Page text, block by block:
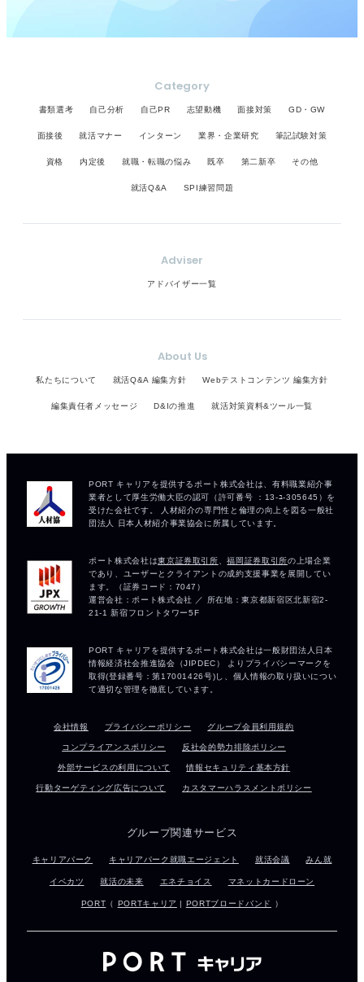
Category
書類選考 自己分析 自己PR 志望動機 面接対策 GD・GW
面接後 就活マナー インターン 業界・企業研究 筆記試験対策
資格 内定後 就職・転職の悩み 既卒 第二新卒 その他
就活Q&A SPI練習問題
Adviser
アドバイザー一覧
About Us
私たちについて 就活Q&A 編集方針 Webテストコンテンツ 編集方針
編集責任者メッセージ D&Iの推進 就活対策資料&ツール一覧
会社情報 プライバシーポリシー グループ会員利用規約
コンプライアンスポリシー 反社会的勢力排除ポリシー
外部サービスの利用について 情報セキュリティ基本方針
行動ターゲティング広告について カスタマーハラスメントポリシー